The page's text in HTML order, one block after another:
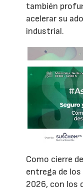
también
acelerar su
industrial.
Como cierre
entrega de
2026, con los